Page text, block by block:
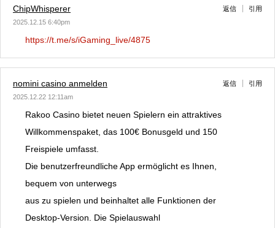
ChipWhisperer
2025.12.15 6:40pm
返信 引用
https://t.me/s/iGaming_live/4875
nomini casino anmelden
2025.12.22 12:11am
返信 引用
Rakoo Casino bietet neuen Spielern ein attraktives
Willkommenspaket, das 100€ Bonusgeld und 150
Freispiele umfasst.
Die benutzerfreundliche App ermöglicht es Ihnen,
bequem von unterwegs
aus zu spielen und beinhaltet alle Funktionen der
Desktop-Version. Die Spielauswahl